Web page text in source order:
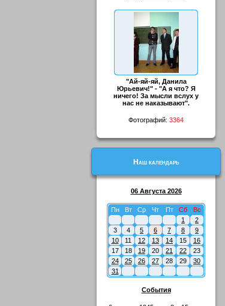
"Ай-яй-яй, Данила
Юрьевич!" - "А я что? Я
ничего! За мысли вслух у
нас не наказывают".
Фотографий: 3364
Наш календарь
06 Августа 2026
Пн Вт Ср Чт Пт Сб
Вс
1
2
3
4 5 6 7 8
9
10
11 12 13 14 15
16
17
18 19 20 21 22
23
24
25 26 27 28 29
30
31
События